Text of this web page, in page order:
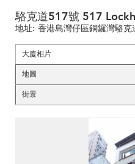
駱克道517號 517
地址: 香港島灣仔區銅鑼灣駱克
大廈相片
地圖
街景